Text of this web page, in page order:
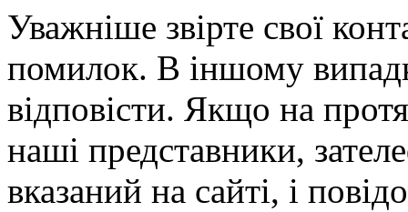
Уважніше звірте свої
помилок. В іншому
відповісти. Якщо на
наші представники,
вказаний на сайті, і